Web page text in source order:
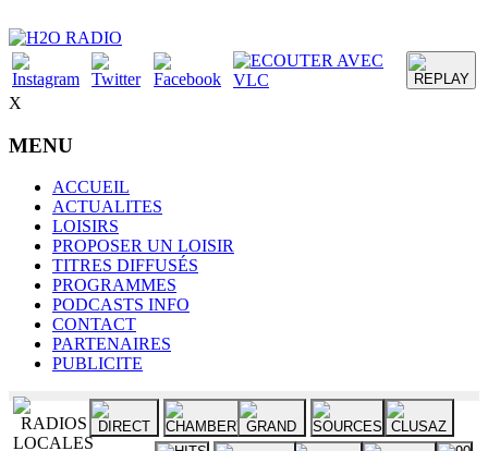
X
MENU
ACCUEIL
ACTUALITES
LOISIRS
PROPOSER UN LOISIR
TITRES DIFFUSÉS
PROGRAMMES
PODCASTS INFO
CONTACT
PARTENAIRES
PUBLICITE